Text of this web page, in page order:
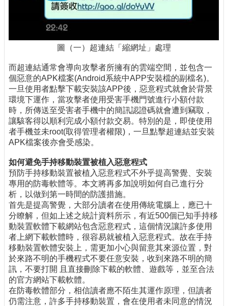
圖（一）超連結「縮網址」處理
而超連結通常會導向攻擊者所擁有的雲端空間，並包含一
個惡意的APK檔案(Android系統中APP安裝檔的副檔名)。
一旦使用者點擊下載安裝該APP後，惡意程式就會於背景
環境下運作，當攻擊者使用受害手機門號進行小額付款
時，所傳送至受害者手機中的簡訊認證碼就會遭到竊取，
讓駭客得以順利完成小額付款交易。特別的是，即使使用
者手機並未root(取得管理者權限)，一旦點擊超連結並安裝
APK檔案後亦會受感染。
如何避免手持移動裝置被植入惡意程式
預防手持移動裝置被植入惡意程式不外乎提高警覺、安裝
專用的防毒軟體等。本文將再多加說明如何自己進行分
析，以做到第一時間的防護措施。
首先是提高警覺，大部分讀者在使用傳統電腦上，應已十
分瞭解，但如上述之統計資料所示，有近500個已知手持移
動裝置軟體下載網站包含惡意程式，這個情況讓許多使用
者上網下載軟體時，很容易就被植入惡意程式。故在手持
移動裝置軟體安裝上，需更加小心與留意其來源位置，對
於來路不明的手機程式不要任意安裝，收到來路不明的簡
訊，不要打開 且直接刪除下載的軟體、遊戲等，並至合法
的官方網站下載軟體。
在防毒軟體部分，相信讀者應不陌生其運作原理，但讀者
仍需注意，許多手持移動裝置，會在使用者未同意的情況